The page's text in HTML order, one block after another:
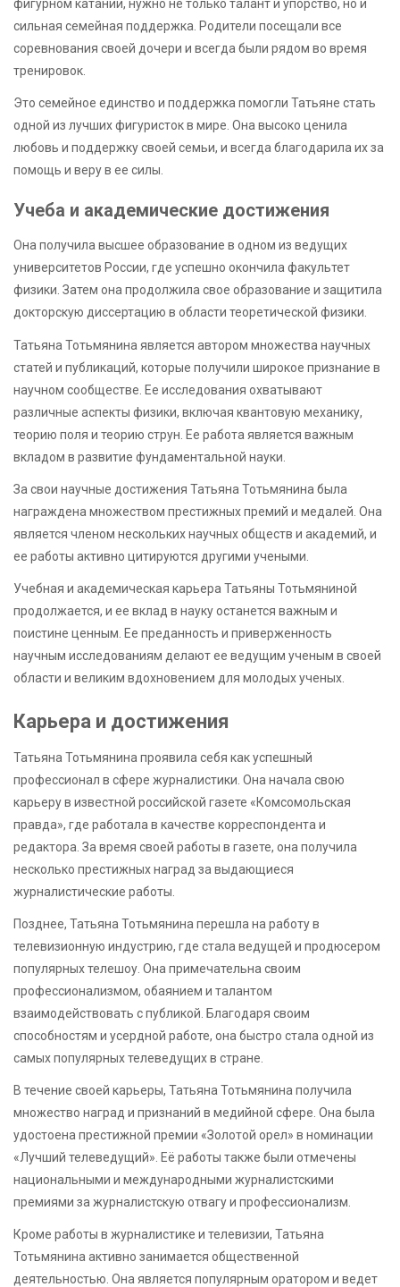
фигурном катании, нужно не только талант и упорство, но и
сильная семейная поддержка. Родители посещали все
соревнования своей дочери и всегда были рядом во время
тренировок.
Это семейное единство и поддержка помогли Татьяне стать
одной из лучших фигуристок в мире. Она высоко ценила
любовь и поддержку своей семьи, и всегда благодарила их за
помощь и веру в ее силы.
Учеба и академические достижения
Она получила высшее образование в одном из ведущих
университетов России, где успешно окончила факультет
физики. Затем она продолжила свое образование и защитила
докторскую диссертацию в области теоретической физики.
Татьяна Тотьмянина является автором множества научных
статей и публикаций, которые получили широкое признание в
научном сообществе. Ее исследования охватывают
различные аспекты физики, включая квантовую механику,
теорию поля и теорию струн. Ее работа является важным
вкладом в развитие фундаментальной науки.
За свои научные достижения Татьяна Тотьмянина была
награждена множеством престижных премий и медалей. Она
является членом нескольких научных обществ и академий, и
ее работы активно цитируются другими учеными.
Учебная и академическая карьера Татьяны Тотьмяниной
продолжается, и ее вклад в науку останется важным и
поистине ценным. Ее преданность и приверженность
научным исследованиям делают ее ведущим ученым в своей
области и великим вдохновением для молодых ученых.
Карьера и достижения
Татьяна Тотьмянина проявила себя как успешный
профессионал в сфере журналистики. Она начала свою
карьеру в известной российской газете «Комсомольская
правда», где работала в качестве корреспондента и
редактора. За время своей работы в газете, она получила
несколько престижных наград за выдающиеся
журналистические работы.
Позднее, Татьяна Тотьмянина перешла на работу в
телевизионную индустрию, где стала ведущей и продюсером
популярных телешоу. Она примечательна своим
профессионализмом, обаянием и талантом
взаимодействовать с публикой. Благодаря своим
способностям и усердной работе, она быстро стала одной из
самых популярных телеведущих в стране.
В течение своей карьеры, Татьяна Тотьмянина получила
множество наград и признаний в медийной сфере. Она была
удостоена престижной премии «Золотой орел» в номинации
«Лучший телеведущий». Её работы также были отмечены
национальными и международными журналистскими
премиями за журналистскую отвагу и профессионализм.
Кроме работы в журналистике и телевизии, Татьяна
Тотьмянина активно занимается общественной
деятельностью. Она является популярным оратором и ведет